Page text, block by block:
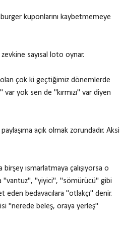
kuponlarını kaybetmemeye
sayısal loto oynar.
olan çok ki geçtiğimiz dönemlerde
yok sen de "kırmızı" var diyen
açık olmak zorundadır. Aksi
birşey ısmarlatmaya çalışıyorsa o
"vantuz", "yiyici", "sömürücü" gibi
eden bedavacılara "otlakçı" denir.
"nerede beleş, oraya yerleş"